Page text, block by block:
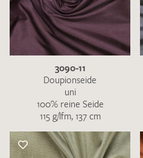
3090-11
Doupionseide
uni
100% reine Seide
115 g/lfm, 137 cm